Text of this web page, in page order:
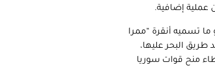
تسميه أنقرة “ممرا
البحر عليها،
منح قوات سوريا